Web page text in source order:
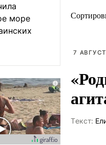
море
7
Tекст: